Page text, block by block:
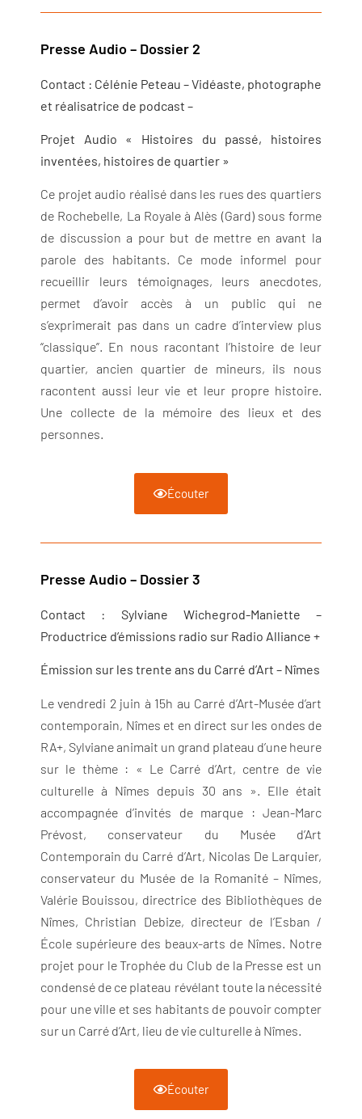
Presse Audio – Dossier 2
Contact : Célénie Peteau – Vidéaste, photographe
et réalisatrice de podcast –
Projet Audio « Histoires du passé, histoires
inventées, histoires de quartier »
Ce projet audio réalisé dans les rues des quartiers
de Rochebelle, La Royale à Alès (Gard) sous forme
de discussion a pour but de mettre en avant la
parole des habitants. Ce mode informel pour
recueillir leurs témoignages, leurs anecdotes,
permet d’avoir accès à un public qui ne
s’exprimerait pas dans un cadre d’interview plus
“classique”. En nous racontant l’histoire de leur
quartier, ancien quartier de mineurs, ils nous
racontent aussi leur vie et leur propre histoire.
Une collecte de la mémoire des lieux et des
personnes.
Écouter
Presse Audio – Dossier 3
Contact : Sylviane Wichegrod-Maniette –
Productrice d’émissions radio sur Radio Alliance +
Émission sur les trente ans du Carré d’Art – Nîmes
Le vendredi 2 juin à 15h au Carré d’Art-Musée d’art
contemporain, Nîmes et en direct sur les ondes de
RA+, Sylviane animait un grand plateau d’une heure
sur le thème : « Le Carré d’Art, centre de vie
culturelle à Nîmes depuis 30 ans ». Elle était
accompagnée d’invités de marque : Jean-Marc
Prévost, conservateur du Musée d’Art
Contemporain du Carré d’Art, Nicolas De Larquier,
conservateur du Musée de la Romanité – Nîmes,
Valérie Bouissou, directrice des Bibliothèques de
Nîmes, Christian Debize, directeur de l’Esban /
École supérieure des beaux-arts de Nîmes. Notre
projet pour le Trophée du Club de la Presse est un
condensé de ce plateau révélant toute la nécessité
pour une ville et ses habitants de pouvoir compter
sur un Carré d’Art, lieu de vie culturelle à Nîmes.
Écouter